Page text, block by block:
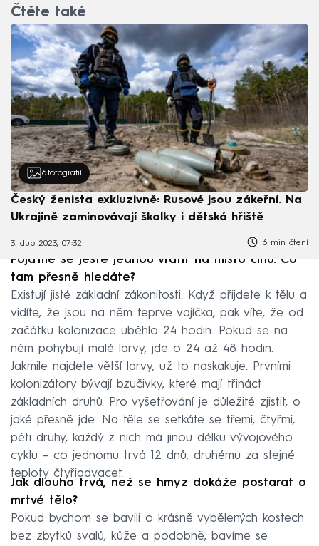
Čtěte také
6 fotografií
Český ženista exkluzivně: Rusové jsou zákeřní. Na
Ukrajině zaminovávají školky i dětská hřiště
3. dub 2023, 07:32 6 min čtení
Pojďme se ještě jednou vrátit na místo činu. Co
tam přesně hledáte?
Existují jisté základní zákonitosti. Když přijdete k tělu a
vidíte, že jsou na něm teprve vajíčka, pak víte, že od
začátku kolonizace uběhlo 24 hodin. Pokud se na
něm pohybují malé larvy, jde o 24 až 48 hodin.
Jakmile najdete větší larvy, už to naskakuje. Prvními
kolonizátory bývají bzučivky, které mají třináct
základních druhů. Pro vyšetřování je důležité zjistit, o
jaké přesně jde. Na těle se setkáte se třemi, čtyřmi,
pěti druhy, každý z nich má jinou délku vývojového
cyklu – co jednomu trvá 12 dnů, druhému za stejné
teploty čtyřiadvacet.
Jak dlouho trvá, než se hmyz dokáže postarat o
mrtvé tělo?
Pokud bychom se bavili o krásně vybělených kostech
bez zbytků svalů, kůže a podobně, bavíme se